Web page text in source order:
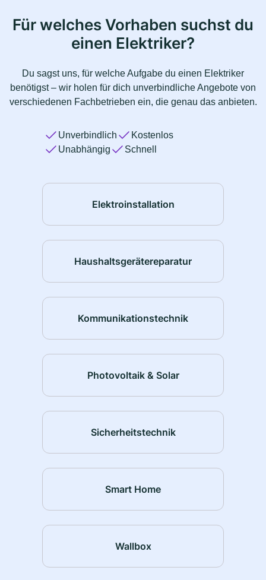
Für welches Vorhaben suchst du
einen Elektriker?
Du sagst uns, für welche Aufgabe du einen Elektriker
benötigst – wir holen für dich unverbindliche Angebote von
verschiedenen Fachbetrieben ein, die genau das anbieten.
Unverbindlich
Kostenlos
Unabhängig
Schnell
Elektroinstallation
Haushaltsgerätereparatur
Kommunikationstechnik
Photovoltaik & Solar
Sicherheitstechnik
Smart Home
Wallbox